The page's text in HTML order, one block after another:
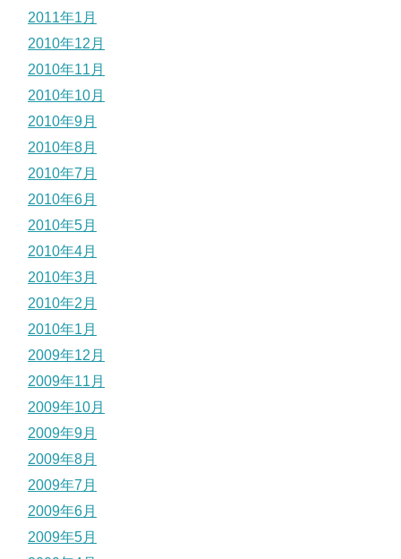
2011年1月
2010年12月
2010年11月
2010年10月
2010年9月
2010年8月
2010年7月
2010年6月
2010年5月
2010年4月
2010年3月
2010年2月
2010年1月
2009年12月
2009年11月
2009年10月
2009年9月
2009年8月
2009年7月
2009年6月
2009年5月